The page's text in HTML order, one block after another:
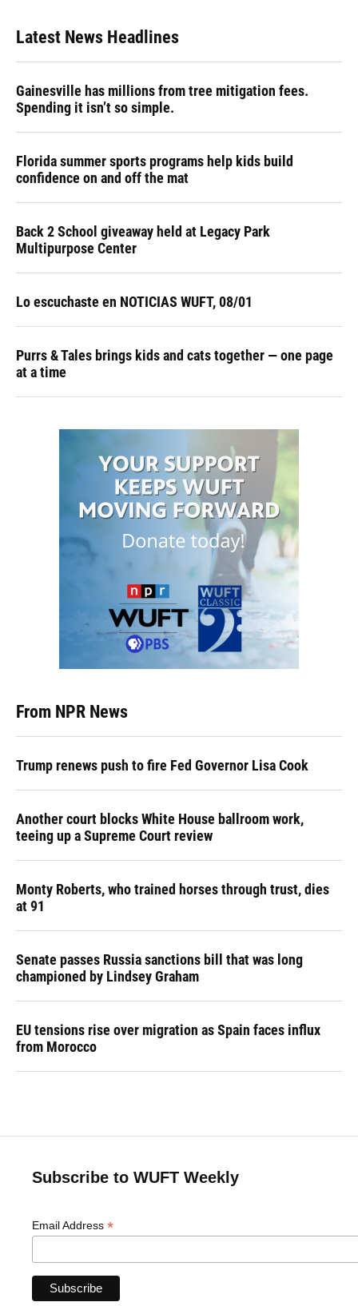
Latest News Headlines
Gainesville has millions from tree mitigation fees.
Spending it isn’t so simple.
Florida summer sports programs help kids build
confidence on and off the mat
Back 2 School giveaway held at Legacy Park
Multipurpose Center
Lo escuchaste en NOTICIAS WUFT, 08/01
Purrs & Tales brings kids and cats together — one page
at a time
From NPR News
Trump renews push to fire Fed Governor Lisa Cook
Another court blocks White House ballroom work,
teeing up a Supreme Court review
Monty Roberts, who trained horses through trust, dies
at 91
Senate passes Russia sanctions bill that was long
championed by Lindsey Graham
EU tensions rise over migration as Spain faces influx
from Morocco
Subscribe to WUFT Weekly
Email Address *